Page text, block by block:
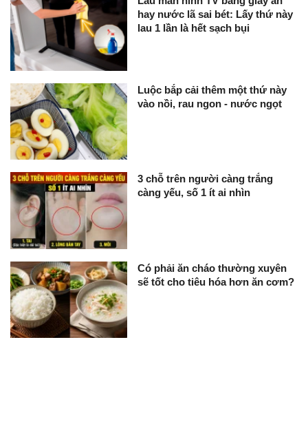
hay nước lã sai bét: Lấy thứ này
lau 1 lần là hết sạch bụi
Luộc bắp cải thêm một thứ này
vào nồi, rau ngon - nước ngọt
3 chỗ trên người càng trắng
càng yếu, số 1 ít ai nhìn
Có phải ăn cháo thường xuyên
sẽ tốt cho tiêu hóa hơn ăn cơm?